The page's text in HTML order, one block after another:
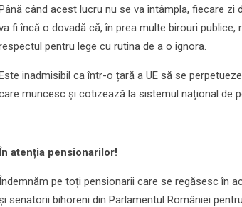
când acest lucru nu se va întâmpla, fiecare
fi încă o dovadă că, în prea multe birouri
pentru lege cu rutina de a o ignora.
inadmisibil ca într-o țară a UE să se
muncesc și cotizează la sistemul național de
atenția pensionarilor!
pe toți pensionarii care se regăsesc în
și senatorii bihoreni din Parlamentul României